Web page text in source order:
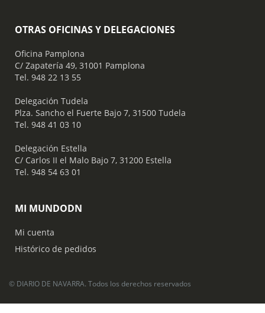
OTRAS OFICINAS Y DELEGACIONES
Oficina Pamplona
C/ Zapatería 49, 31001 Pamplona
Tel. 948 22 13 55
​ Delegación Tudela
Plza. Sancho el Fuerte Bajo 7, 31500 Tudela
Tel. 948 41 03 10
​ Delegación Estella
C/ Carlos II el Malo Bajo 7, 31200 Estella
Tel. 948 54 63 01
MI MUNDODN
Mi cuenta
Histórico de pedidos
© DIARIO DE NAVARRA. Todos los derechos reservados